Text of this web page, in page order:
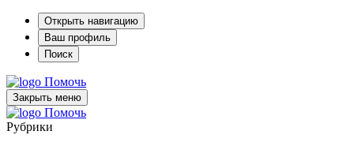
Открыть навигацию
Ваш профиль
Поиск
Помочь
Закрыть меню
Помочь
Рубрики